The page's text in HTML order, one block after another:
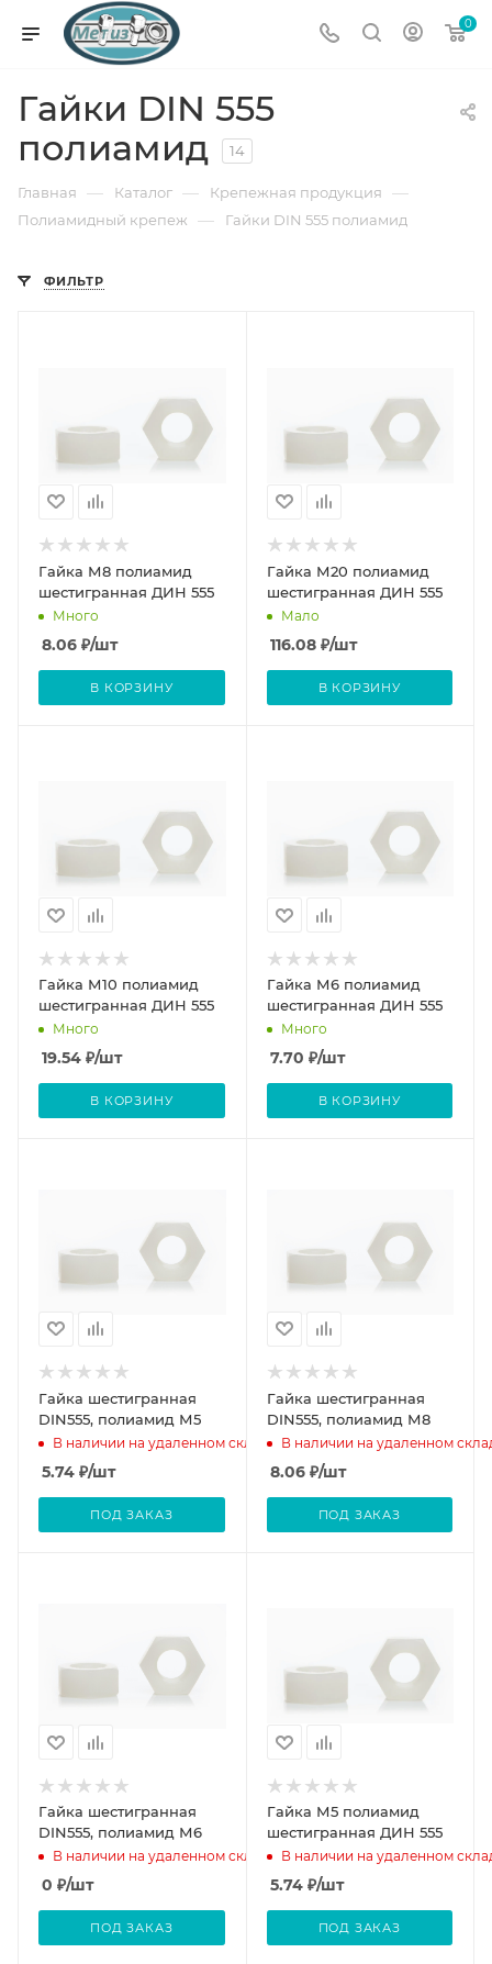
0
Гайки DIN 555
полиамид
14
Главная — Каталог — Крепежная продукция —
Полиамидный крепеж — Гайки DIN 555 полиамид
ФИЛЬТР
Гайка М8 полиамид
шестигранная ДИН 555
Много
8.06 ₽/шт
В КОРЗИНУ
Гайка М20 полиамид
шестигранная ДИН 555
Мало
116.08₽/шт
В КОРЗИНУ
Гайка М10 полиамид
шестигранная ДИН 555
Много
19.54 ₽/шт
В КОРЗИНУ
Гайка М6 полиамид
шестигранная ДИН 555
Много
7.70 ₽/шт
В КОРЗИНУ
Гайка шестигранная
DIN555, полиамид М5
В наличии на удаленном складе
5.74 ₽/шт
ПОД ЗАКАЗ
Гайка шестигранная
DIN555, полиамид М8
В наличии на удаленном
8.06₽/шт
ПОД ЗАКАЗ
Гайка шестигранная
DIN555, полиамид М6
В наличии на удаленном складе
0 ₽/шт
ПОД ЗАКАЗ
Гайка М5 полиамид
шестигранная ДИН 555
В наличии на удаленном
5.74₽/шт
ПОД ЗАКАЗ